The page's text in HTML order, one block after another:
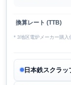
換算レート (TTB)
* 3地区電炉メーカー購入
日本鉄スクラッ